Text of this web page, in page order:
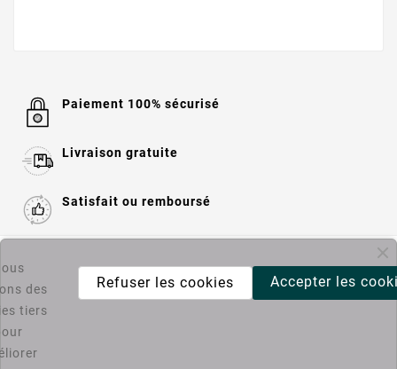
Paiement 100% sécurisé
Livraison gratuite
Satisfait ou remboursé
Informations 
Catégories
des
tiers
Accepter les
Refuser les cookies